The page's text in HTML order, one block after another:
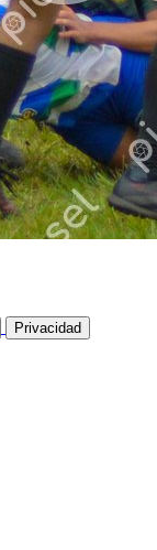
Privacidad